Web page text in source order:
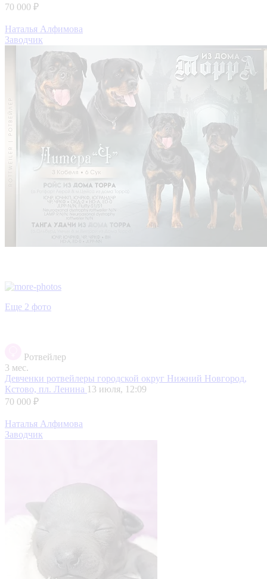
70 000 ₽
Наталья Алфимова
Заводчик
Еще 2 фото
Ротвейлер
3 мес.
Девченки ротвейлеры городской округ Нижний Новгород,
Кстово, пл. Ленина 13 июля, 12:09
70 000 ₽
Наталья Алфимова
Заводчик